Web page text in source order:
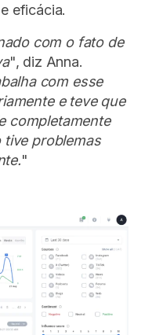
eficácia.
com o fato de
", diz Anna.
com esse
e teve que
completamente
tive problemas
"